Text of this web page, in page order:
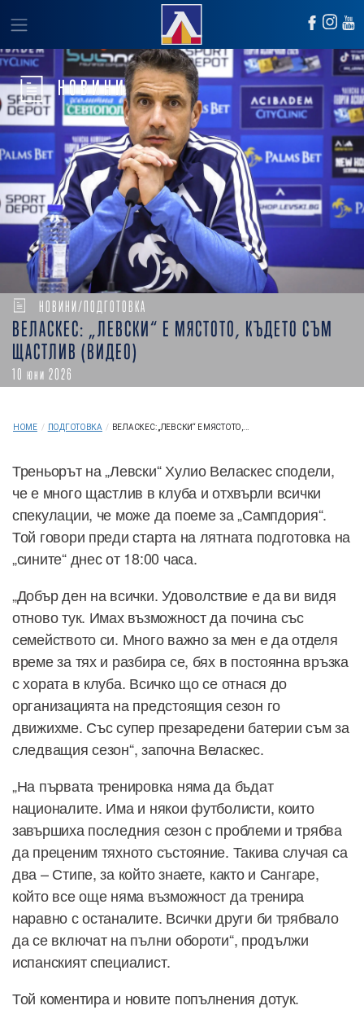
НОВИНИ
НОВИНИ/ПОДГОТОВКА
ВЕЛАСКЕС: „ЛЕВСКИ“ Е МЯСТОТО, КЪДЕТО СЪМ
ЩАСТЛИВ (ВИДЕО)
10 юни 2026
HOME / ПОДГОТОВКА / ВЕЛАСКЕС: „ЛЕВСКИ“ Е МЯСТОТО,...
Треньорът на „Левски“ Хулио Веласкес сподели,
че е много щастлив в клуба и отхвърли всички
спекулации, че може да поеме за „Сампдория“.
Той говори преди старта на лятната подготовка на
„сините“ днес от 18:00 часа.
„Добър ден на всички. Удоволствие е да ви видя
отново тук. Имах възможност да почина със
семейството си. Много важно за мен е да отделя
време за тях и разбира се, бях в постоянна връзка
с хората в клуба. Всичко що се отнася до
организацията на предстоящия сезон го
движихме. Със супер презаредени батерии съм за
следващия сезон“, започна Веласкес.
„На първата тренировка няма да бъдат
националите. Има и някои футболисти, които
завършиха последния сезон с проблеми и трябва
да преценим тяхното състояние. Такива случая са
два – Стипе, за който знаете, както и Сангаре,
който все още няма възможност да тренира
наравно с останалите. Всички други би трябвало
да се включат на пълни обороти“, продължи
испанският специалист.
Той коментира и новите попълнения дотук.